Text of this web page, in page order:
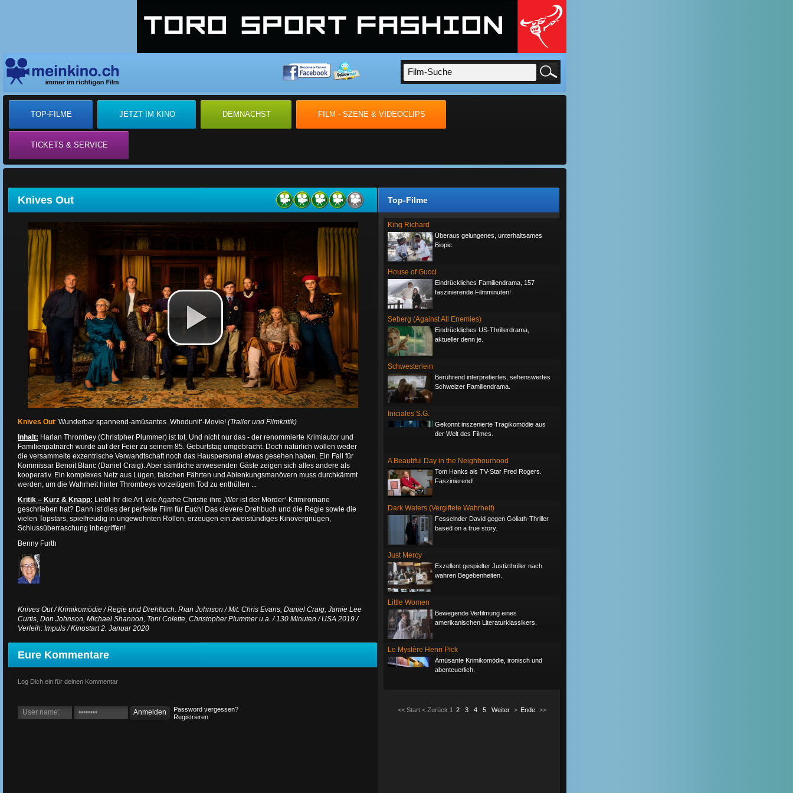
TOP-FILME JETZT IM KINO DEMNÄCHST FILM - SZENE & VIDEOCLIPS
TICKETS & SERVICE
Top-Filme
King Richard
Überaus gelungenes, unterhaltsames
Biopic.
House of Gucci
Eindrückliches Familiendrama, 157
faszinierende Filmminuten!
Seberg (Against All Enemies)
Eindrückliches US-Thrillerdrama,
aktueller denn je.
Schwesterlein
Berührend interpretiertes, sehenswertes
Schweizer Familiendrama.
Iniciales S.G.
Gekonnt inszenierte Tragikomödie aus
der Welt des Filmes.
A Beautiful Day in the Neighbourhood
Tom Hanks als TV-Star Fred Rogers.
Faszinierend!
Dark Waters (Vergiftete Wahrheit)
Fesselnder David gegen Goliath-Thriller
based on a true story.
Just Mercy
Exzellent gespielter Justizthriller nach
wahren Begebenheiten.
Little Women
Bewegende Verfilmung eines
amerikanischen Literaturklassikers.
Le Mystère Henri Pick
Amüsante Krimikomödie, ironisch und
abenteuerlich.
<< Start < Zurück 1 2 3 4 5 Weiter > Ende >>
Knives Out
Knives Out: Wunderbar spannend-amüsantes ‚Whodunit‘-Movie! (Trailer und Filmkritik)
Inhalt: Harlan Thrombey (Christpher Plummer) ist tot. Und nicht nur das - der renommierte Krimiautor und
Familienpatriarch wurde auf der Feier zu seinem 85. Geburtstag umgebracht. Doch natürlich wollen weder
die versammelte exzentrische Verwandtschaft noch das Hauspersonal etwas gesehen haben. Ein Fall für
Kommissar Benoit Blanc (Daniel Craig). Aber sämtliche anwesenden Gäste zeigen sich alles andere als
kooperativ. Ein komplexes Netz aus Lügen, falschen Fährten und Ablenkungsmanövern muss durchkämmt
werden, um die Wahrheit hinter Thrombeys vorzeitigem Tod zu enthüllen ...
Kritik – Kurz & Knapp: Liebt Ihr die Art, wie Agathe Christie ihre ‚Wer ist der Mörder‘-Krimiromane
geschrieben hat? Dann ist dies der perfekte Film für Euch! Das clevere Drehbuch und die Regie sowie die
vielen Topstars, spielfreudig in ungewohnten Rollen, erzeugen ein zweistündiges Kinovergnügen,
Schlussüberraschung inbegriffen!
Benny Furth
Knives Out / Krimikomödie / Regie und Drehbuch: Rian Johnson / Mit: Chris Evans, Daniel Craig, Jamie Lee
Curtis, Don Johnson, Michael Shannon, Toni Colette, Christopher Plummer u.a. / 130 Minuten / USA 2019 /
Verleih: Impuls / Kinostart 2. Januar 2020
Eure Kommentare
Log Dich ein für deinen Kommentar
Password vergessen?
Registrieren